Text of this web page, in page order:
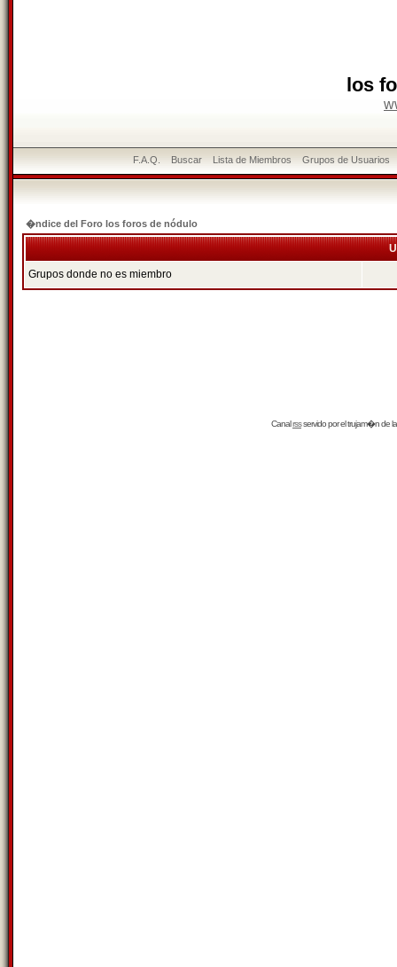
los
F.A.Q. Buscar Lista de Miembros Grupos de Usuarios
�ndice del Foro los foros de nódulo
Grupos donde no es miembro
Canalrssservido por eltrujam�nde